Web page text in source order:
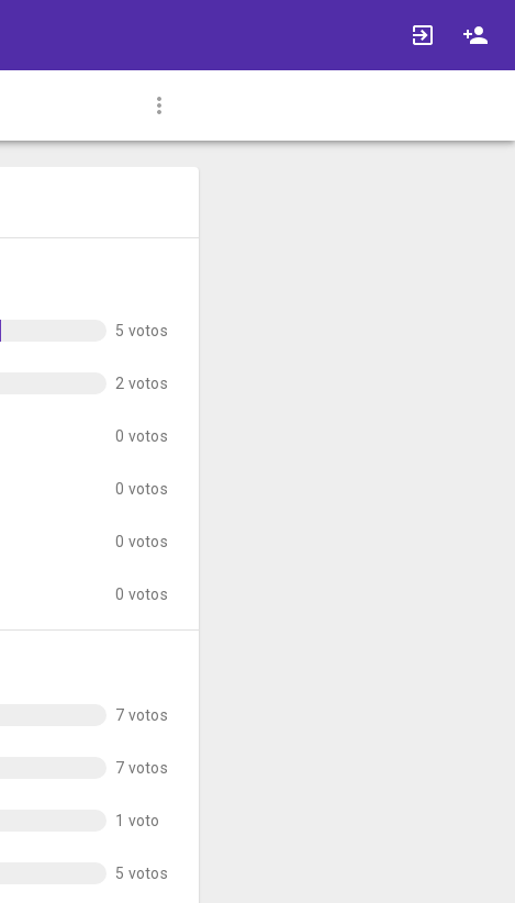
5 votos
2 votos
0 votos
0 votos
0 votos
0 votos
7 votos
7 votos
1 voto
5 votos